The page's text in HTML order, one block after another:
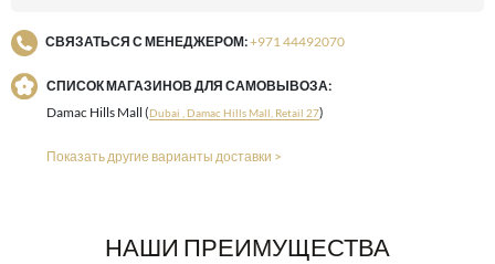
СВЯЗАТЬСЯ С МЕНЕДЖЕРОМ:+971 44492070
СПИСОК МАГАЗИНОВ ДЛЯ САМОВЫВОЗА:
Damac Hills Mall (Dubai , Damac Hills Mall, Retail 27)
Показать другие варианты доставки >
НАШИ ПРЕИМУЩЕСТВА